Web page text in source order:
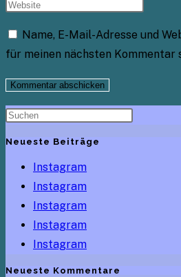
Name, E-Mail-Adresse und
für meinen nächsten Kommentar
Neueste Beiträge
Instagram
Instagram
Instagram
Instagram
Instagram
Neueste Kommentare